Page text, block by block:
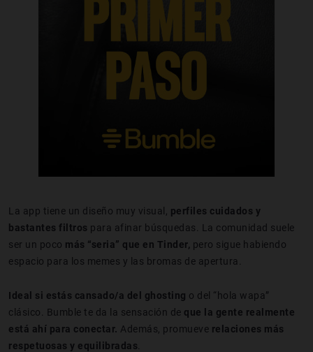
La app tiene un diseño muy visual, perfiles cuidados y
bastantes filtros para afinar búsquedas. La comunidad suele
ser un poco más “seria” que en Tinder, pero sigue habiendo
espacio para los memes y las bromas de apertura.
Ideal si estás cansado/a del ghosting o del “hola wapa”
clásico. Bumble te da la sensación de que la gente realmente
está ahí para conectar. Además, promueve relaciones más
respetuosas y equilibradas